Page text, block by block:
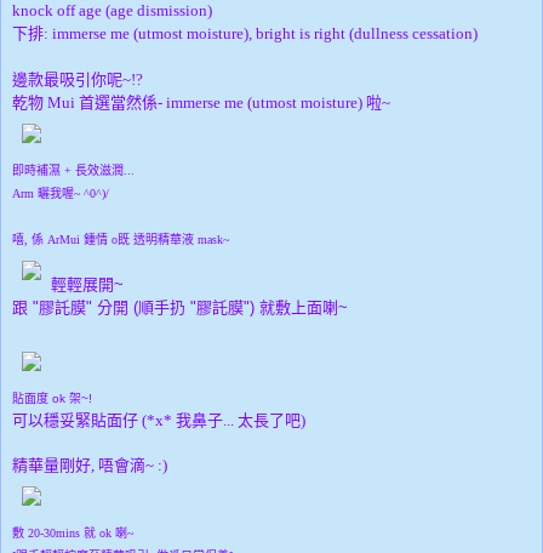
knock off age (age dismission)
下排: immerse me (utmost moisture), bright is right (dullness cessation)
邊款最吸引你呢~!?
乾物 Mui 首選當然係- immerse me (utmost moisture) 啦~
即時補濕 + 長效滋潤...
Arm 曬我喔~ ^0^)/
嘻, 係 ArMui 鍾情 o既 透明精華液 mask~
輕輕展開~
跟 "膠託膜" 分開 (順手扔 "膠託膜") 就敷上面喇~
貼面度 ok 架~!
可以穩妥緊貼面仔 (*x* 我鼻子... 太長了吧)
精華量剛好, 唔會滴~ :)
敷 20-30mins 就 ok 喇~